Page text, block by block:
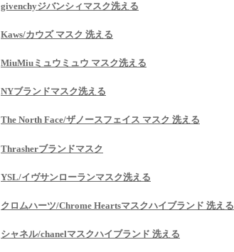
givenchyジバンシィマスク洗える
Kaws/カウズ マスク 洗える
MiuMiuミュウミュウ マスク洗える
NYブランドマスク洗える
The North Face/ザノースフェイス マスク 洗える
Thrasherブランドマスク
YSL/イヴサンローランマスク洗える
クロムハーツ/Chrome Heartsマスクハイブランド 洗える
シャネル/chanelマスクハイブランド 洗える